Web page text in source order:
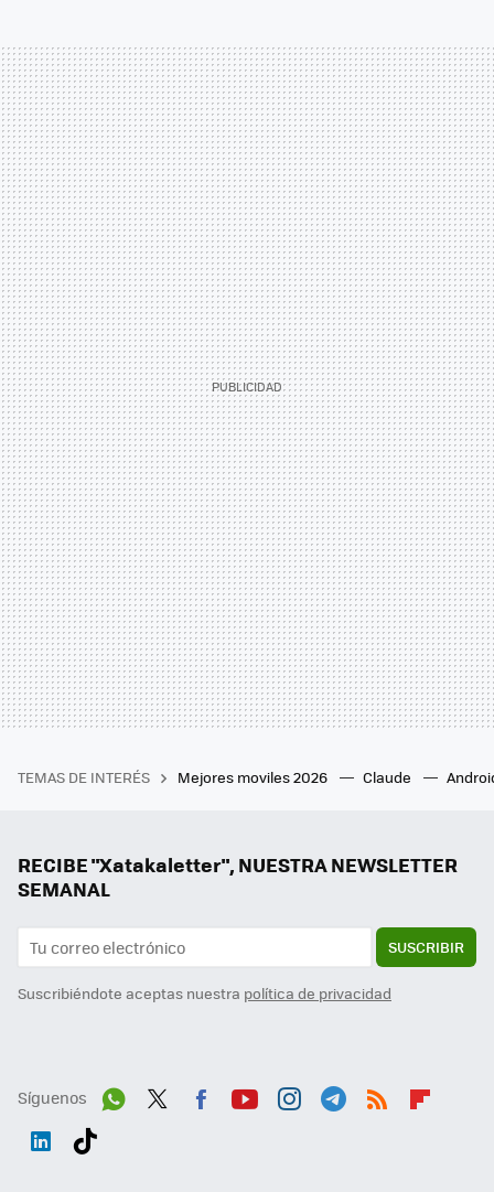
TEMAS DE INTERÉS Mejores moviles 2026 Claude
RECIBE "Xatakaletter", NUESTRA NEWSLETTER
SEMANAL
SUSCRIBIR
Suscribiéndote aceptas nuestra política de privacidad
Síguenos